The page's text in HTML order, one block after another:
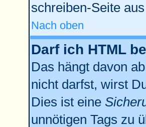
schreiben-Seite
Nach oben
Darf ich HTML
Das hängt davon
nicht darfst, wirst
Dies ist eine
unnötigen Tags zu